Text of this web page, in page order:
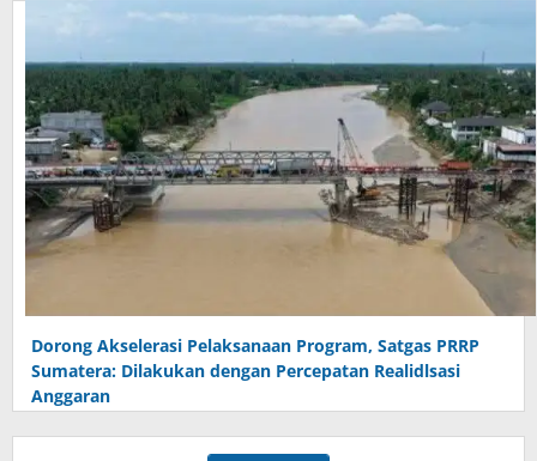
Dorong Akselerasi Pelaksanaan Program, Satgas PRRP
Sumatera: Dilakukan dengan Percepatan Realidlsasi
Anggaran